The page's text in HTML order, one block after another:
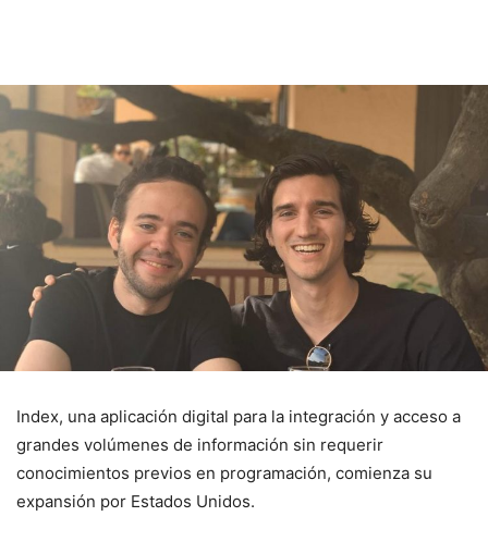
Index, una aplicación digital para la integración y acceso a
grandes volúmenes de información sin requerir
conocimientos previos en programación, comienza su
expansión por Estados Unidos.